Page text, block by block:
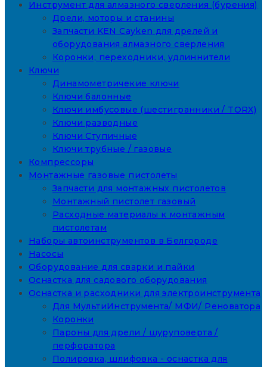
Инструмент для алмазного сверления (бурения)
Дрели, моторы и станины
Запчасти KEN Cayken для дрелей и
оборудования алмазного сверления
Коронки, переходники, удлиннители
Ключи
Динамометричекие ключи
Ключи балонные
Ключи имбусовые (шестигранники / TORX)
Ключи разводные
Ключи Ступичные
Ключи трубные / газовые
Компрессоры
Монтажные газовые пистолеты
Запчасти для монтажных пистолетов
Монтажный пистолет газовый
Расходные материалы к монтажным
пистолетам
Наборы автоинструментов в Белгороде
Насосы
Оборудование для сварки и пайки
Оснастка для садового оборудования
Оснастка и расходники для электроинструмента
Для МультиИнструмента/ МФИ/ Реноватора
Коронки
Пароны для дрели / шуруповерта /
перфоратора
Полировка, шлифовка - оснастка для